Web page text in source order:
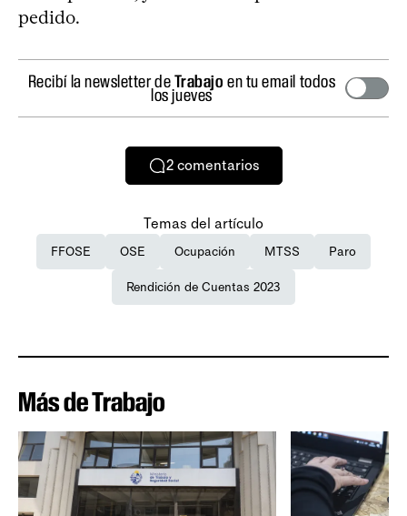
pedido.
Recibí la newsletter deTrabajo en tu email todos
los jueves
2 comentarios
Temas del artículo
FFOSE OSE Ocupación MTSS Paro
Rendición de Cuentas 2023
Más de Trabajo